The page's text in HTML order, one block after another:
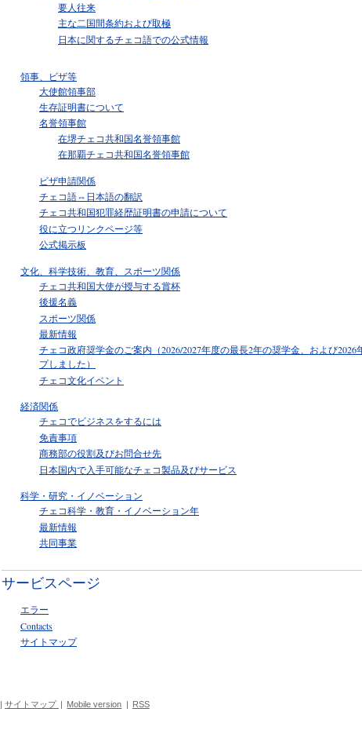
要人往来
主な二国間条約および取極
日本に関するチェコ語での公式情報
領事、ビザ等
大使館領事部
生存証明書について
名誉領事館
在堺チェコ共和国名誉領事館
在那覇チェコ共和国名誉領事館
ビザ申請関係
チェコ語⇔日本語の翻訳
チェコ共和国犯罪経歴証明書の申請について
役に立つリンクページ等
公式掲示板
文化、科学技術、教育、スポーツ関係
チェコ共和国大使が授与する賞杯
後援名義
スポーツ関係
最新情報
チェコ政府奨学金のご案内（2026/2027年度の最長2年の奨学金、および
プしました）
チェコ文化イベント
経済関係
チェコでビジネスをするには
免責事項
商務部の役割及びお問合せ先
日本国内で入手可能なチェコ製品及びサービス
科学・研究・イノベーション
チェコ科学・教育・イノベーション年
最新情報
共同事業
サービスページ
エラー
Contacts
サイトマップ
| サイトマップ | Mobile version | RSS